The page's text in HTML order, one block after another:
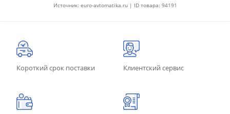
Источник: euro-avtomatika.ru | ID товара: 94191
Короткий срок поставки Клиентский сервис